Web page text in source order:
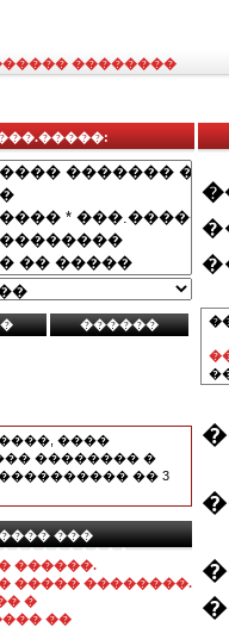
��������
����
�������� �
�� 3
���
������.
����� ��������.
�
��